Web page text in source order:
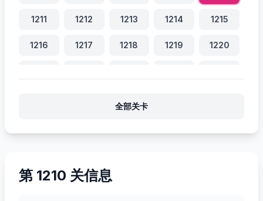
1211 1212 1213 1214 1215
1216 1217 1218 1219 1220
全部关卡
第 1210 关信息